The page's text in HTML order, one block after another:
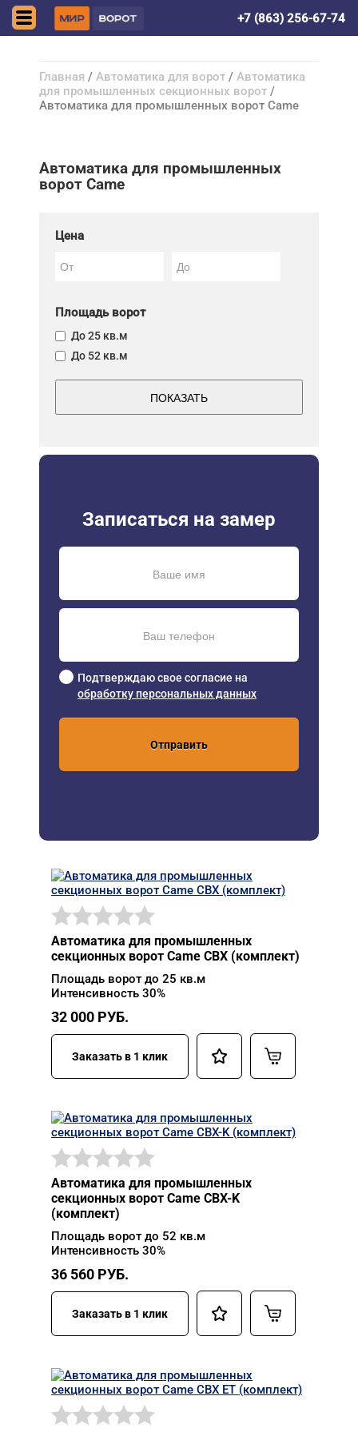
+7 (863) 256-67-74
Главная / Автоматика для ворот / Автоматика
для промышленных секционных ворот /
Автоматика для промышленных ворот Came
Автоматика для промышленных
ворот Came
Цена
Площадь ворот
До 25 кв.м
До 52 кв.м
ПОКАЗАТЬ
Записаться на замер
Подтверждаю свое согласие на
обработку персональных данных
Отправить
Автоматика для промышленных
секционных ворот Came CBX (комплект)
Площадь ворот до 25 кв.м
Интенсивность 30%
32 000 РУБ.
Заказать в 1 клик
Автоматика для промышленных
секционных ворот Came CBX-K
(комплект)
Площадь ворот до 52 кв.м
Интенсивность 30%
36 560 РУБ.
Заказать в 1 клик